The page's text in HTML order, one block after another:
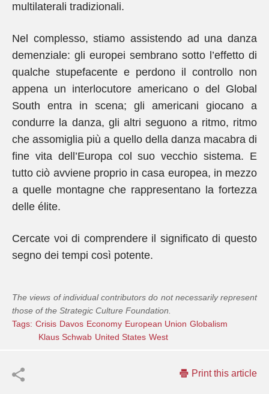
multilaterali tradizionali.
Nel complesso, stiamo assistendo ad una danza
demenziale: gli europei sembrano sotto l’effetto di
qualche stupefacente e perdono il controllo non
appena un interlocutore americano o del Global
South entra in scena; gli americani giocano a
condurre la danza, gli altri seguono a ritmo, ritmo
che assomiglia più a quello della danza macabra di
fine vita dell’Europa col suo vecchio sistema. E
tutto ciò avviene proprio in casa europea, in mezzo
a quelle montagne che rappresentano la fortezza
delle élite.
Cercate voi di comprendere il significato di questo
segno dei tempi così potente.
The views of individual contributors do not necessarily represent
those of the Strategic Culture Foundation.
Tags: Crisis Davos Economy European Union Globalism
Klaus Schwab United States West
Print this article